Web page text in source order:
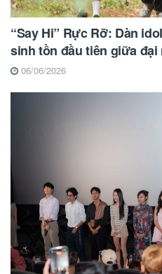
“Say Hi” Rực Rỡ: Dàn
sinh tồn đầu tiên giữa đại
06/06/2026